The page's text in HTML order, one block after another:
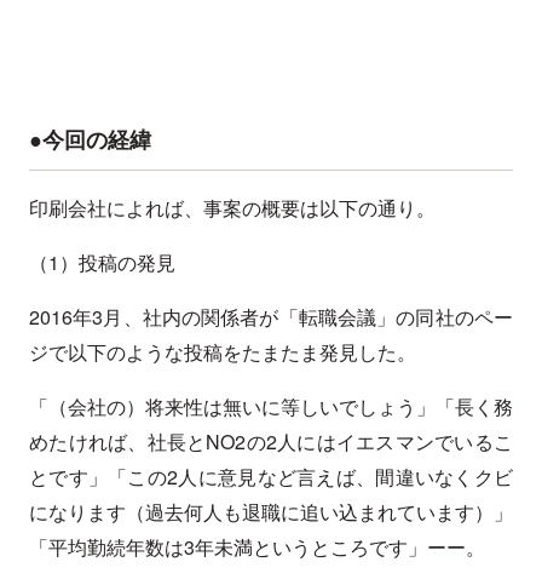
●今回の経緯
印刷会社によれば、事案の概要は以下の通り。
（1）投稿の発見
2016年3月、社内の関係者が「転職会議」の同社のペー
ジで以下のような投稿をたまたま発見した。
「（会社の）将来性は無いに等しいでしょう」「長く務
めたければ、社長とNO2の2人にはイエスマンでいるこ
とです」「この2人に意見など言えば、間違いなくクビ
になります（過去何人も退職に追い込まれています）」
「平均勤続年数は3年未満というところです」ーー。